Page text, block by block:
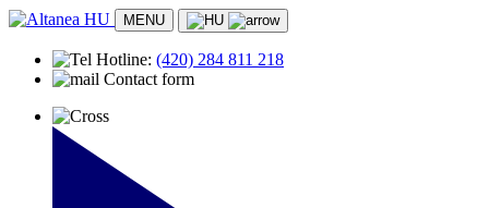
MENU
Hotline: (420) 284 811 218
Contact form